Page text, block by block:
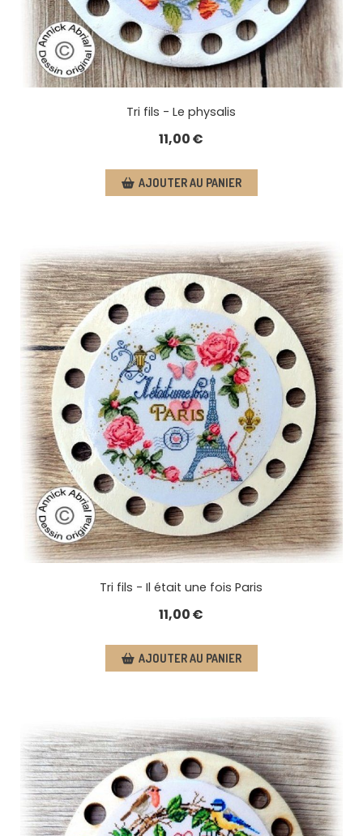
Tri fils - Le physalis
11,00€
AJOUTER AU PANIER
Tri fils - Il était une fois Paris
11,00€
AJOUTER AU PANIER